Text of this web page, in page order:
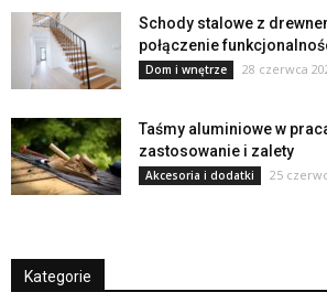
Schody stalowe z
połączenie
Dom i wnętrze 28 czerwca
Taśmy aluminiowe w
zastosowanie i zalety
Akcesoria i dodatki 25
Kategorie